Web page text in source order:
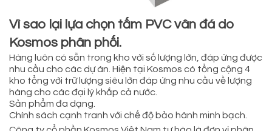
Vì sao lại lựa chọn tấm PVC vân đá do
Kosmos phân phối.
Hàng luôn có sẵn trong kho với số lượng lớn, đáp ứng được
nhu cầu cho các dự án. Hiện tại Kosmos có tổng cộng 4
kho tổng với trữ lượng siêu lớn đáp ứng nhu cầu về lượng
hàng cho các đại lý khắp cả nước.
Sản phẩm đa dạng.
Chính sách cạnh tranh với chế độ bảo hành minh bạch.